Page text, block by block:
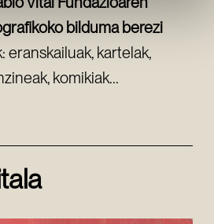
bilduma berezi
eranskailuak, kartelak,
komikiak...